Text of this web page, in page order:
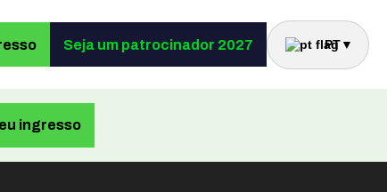
Seja um patrocinador 2027 PT▼
ingresso